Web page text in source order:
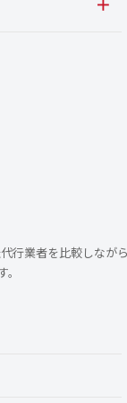
業者を比較しながら